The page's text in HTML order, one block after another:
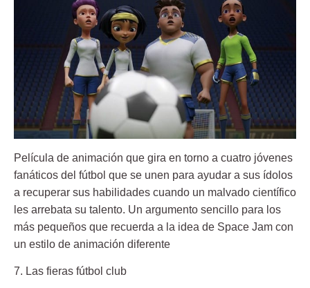
Película de animación que gira en torno a cuatro jóvenes
fanáticos del fútbol que se unen para ayudar a sus ídolos
a recuperar sus habilidades cuando un malvado científico
les arrebata su talento. Un argumento sencillo para los
más pequeños que recuerda a la idea de Space Jam con
un estilo de animación diferente
7. Las fieras fútbol club